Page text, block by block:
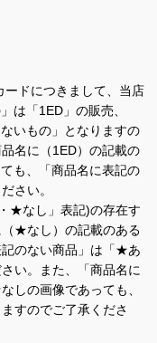
ドにつきまして、当店
は「1ED」の販売、
いもの」となりますの
名に（1ED）の記載の
も、「商品名に表記の
さい。
★なし」表記)の存在す
★なし）の記載のある
のない商品」は「★あ
い。また、「商品名に
しの画像であっても、
すのでご了承くださ